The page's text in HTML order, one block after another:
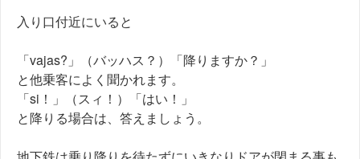
入り口付近にいると
「vajas?」（バッハス？）「降りますか？」
と他乗客によく聞かれます。
「si！」（スィ！）「はい！」
と降りる場合は、答えましょう。